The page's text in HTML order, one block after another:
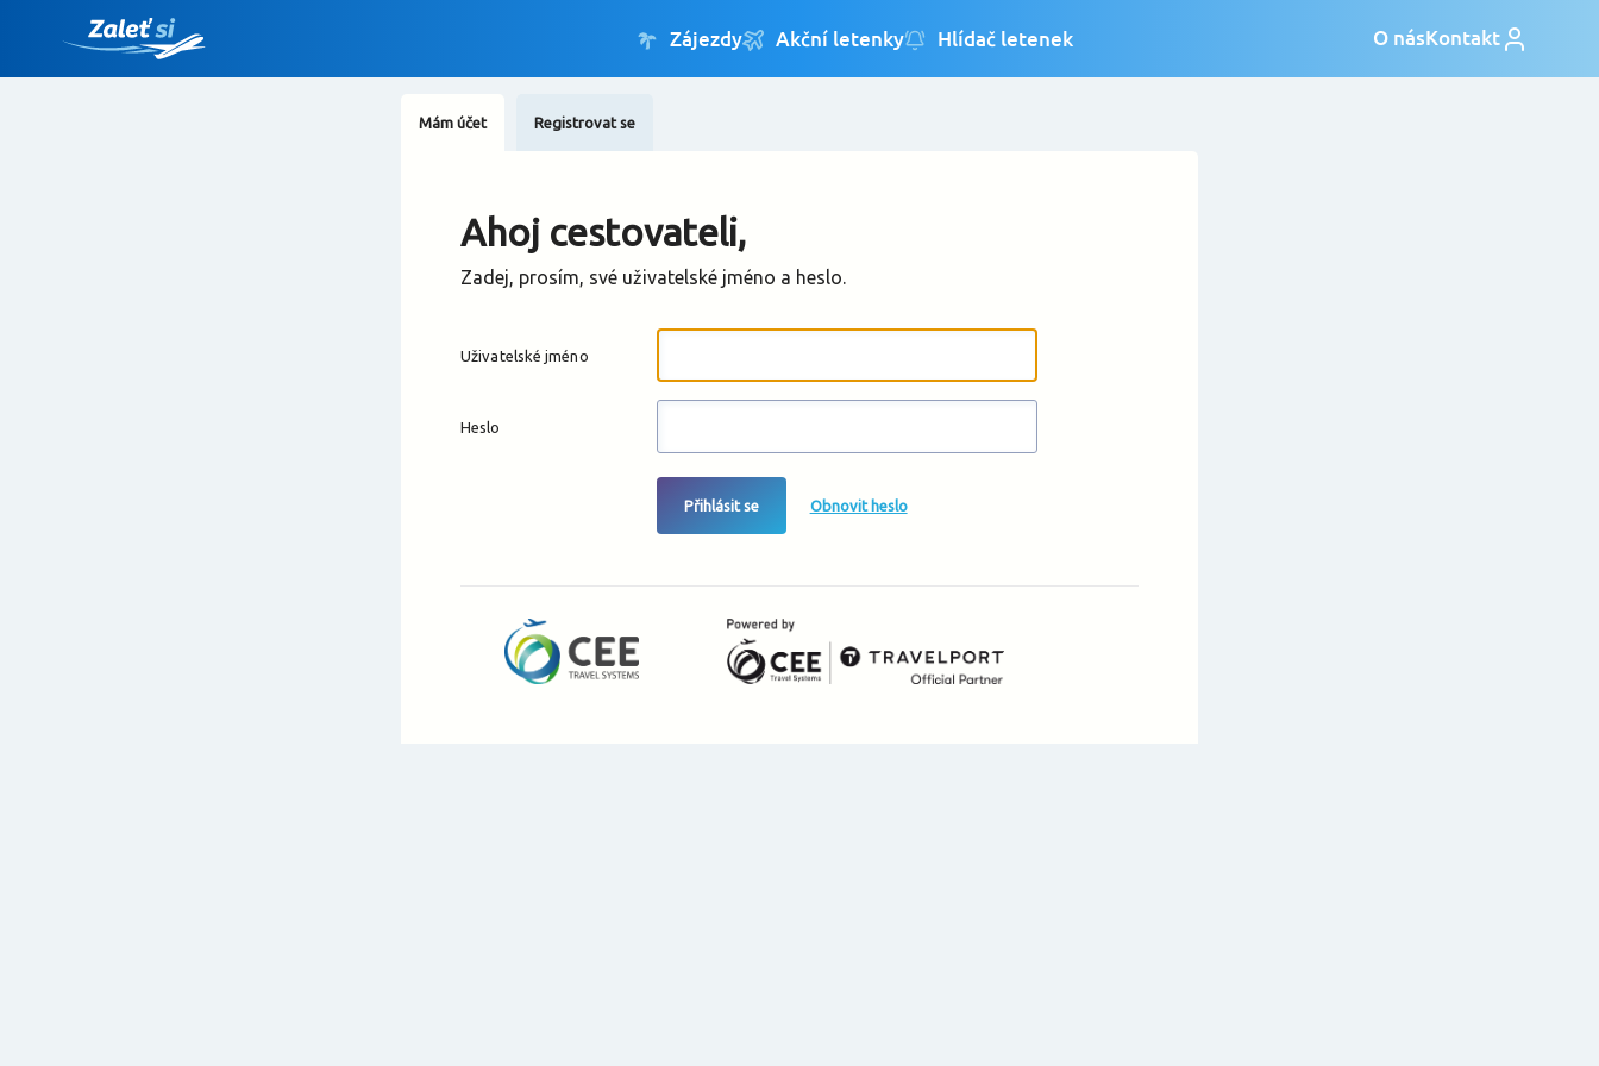
Mám účet Registrovat se
Ahoj cestovateli,
Zadej, prosím, své uživatelské jméno a heslo.
Uživatelské jméno
Heslo
Přihlásit se Obnovit heslo